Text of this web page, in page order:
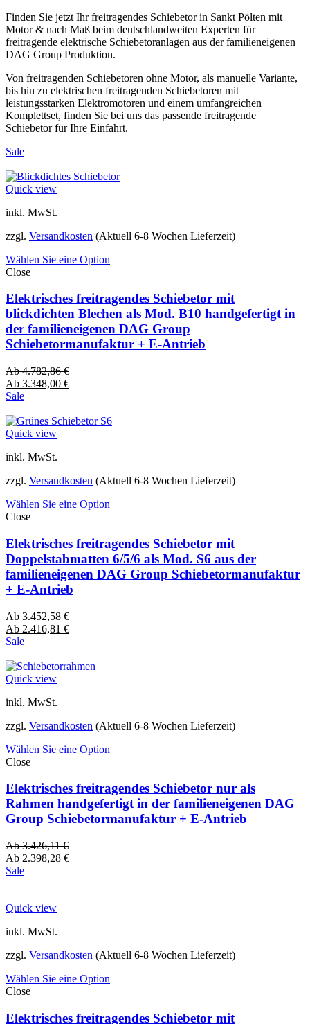
Finden Sie jetzt Ihr freitragendes Schiebetor in Sankt Pölten mit
Motor & nach Maß beim deutschlandweiten Experten für
freitragende elektrische Schiebetoranlagen aus der familieneigenen
DAG Group Produktion.
Von freitragenden Schiebetoren ohne Motor, als manuelle Variante,
bis hin zu elektrischen freitragenden Schiebetoren mit
leistungsstarken Elektromotoren und einem umfangreichen
Komplettset, finden Sie bei uns das passende freitragende
Schiebetor für Ihre Einfahrt.
Sale
Quick view
inkl. MwSt.
zzgl. Versandkosten (Aktuell 6-8 Wochen Lieferzeit)
Wählen Sie eine Option
Close
Elektrisches freitragendes Schiebetor mit
blickdichten Blechen als Mod. B10 handgefertigt in
der familieneigenen DAG Group
Schiebetormanufaktur + E-Antrieb
Ab4.782,86€
Ab 3.348,00 €
Sale
Quick view
inkl. MwSt.
zzgl. Versandkosten (Aktuell 6-8 Wochen Lieferzeit)
Wählen Sie eine Option
Close
Elektrisches freitragendes Schiebetor mit
Doppelstabmatten 6/5/6 als Mod. S6 aus der
familieneigenen DAG Group Schiebetormanufaktur
+ E-Antrieb
Ab3.452,58€
Ab 2.416,81 €
Sale
Quick view
inkl. MwSt.
zzgl. Versandkosten (Aktuell 6-8 Wochen Lieferzeit)
Wählen Sie eine Option
Close
Elektrisches freitragendes Schiebetor nur als
Rahmen handgefertigt in der familieneigenen DAG
Group Schiebetormanufaktur + E-Antrieb
Ab3.426,11€
Ab 2.398,28 €
Sale
Quick view
inkl. MwSt.
zzgl. Versandkosten (Aktuell 6-8 Wochen Lieferzeit)
Wählen Sie eine Option
Close
Elektrisches freitragendes Schiebetor mit